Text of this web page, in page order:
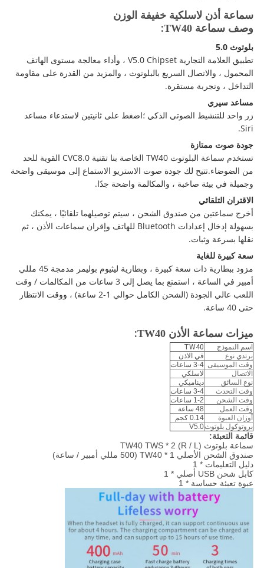
سماعة أذن لاسلكية خفيفة الوزن
وصف سماعة TW40
:
بلوتوث 5.0
تطبيق العلامة التجارية V5.0 Chipset ، وأداء معالجة مستوى الهاتف
المحمول ، والاتصال السريع بالبلوتوث ، والمزيد من القدرة على مقاومة
التداخل ، وتجربة مستقرة.
مساعد سيري
زر واحد للتنشيط الصوتي الذكي ؛اضغط على ثانيتين لاستدعاء مساعد
Siri.
جودة صوت ممتازة
تستخدم سماعة البلوتوث TW40 الخاصة بنا تقنية CVC8.0 القوية للحد
من الضوضاء.تتيح لك جودة صوت الاستريو الاستماع إلى موسيقى واضحة
وجميلة في بيئة صاخبة ، والمكالمة واضحة جدًا.
الاقتران التلقائي
أخرج سماعتين من صندوق الشحن ، سيتم توصيلهما تلقائيًا ، يمكنك
بسهولة إدخال إعدادات Bluetooth للهاتف وإقران سماعات الأذن ، ثم
نقلها بسرعة وثبات.
سعة كبيرة للغاية
مزود ببطارية ذات سعة كبيرة ، وبطارية ليثيوم بوليمر مدمجة 45 مللي
أمبير في الساعة ، استمتع بما يصل إلى 3 ساعات من المكالمات / وقت
اللعب عالي الجودة (الشحن الكامل حوالي 1-2 ساعة) ، ووقت الانتظار
حتى 40 ساعة.
ميزات سماعة الأذن TW40 :
اسم النموذج
TW40
يرتدي نوع
في الاذن
وقت الموسيقى 3-4 ساعات
الاتصال
لاسلكي
نوع السائق
ديناميكي
وقت التحدث
3-4 ساعات
وقت الشحن
1-2 ساعات
وقت العمل
48 ساعة
أوزان العبوة
0.14 كجم
بروتوكول بلوتوثV5.0
قائمة التعبئة:
سماعة بلوتوث TW40 TWS * 2 (R / L)
صندوق الشحن الأصلي TW40 * 1 (500 مللي أمبير / ساعة)
دليل التعليمات * 1
كابل شحن USB أصلي * 1
عبوة تعبئة حساسة * 1